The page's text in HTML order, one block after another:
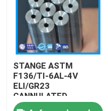
STANGE ASTM
F136/TI-6AL-4V
ELI/GR23
CANNULATED